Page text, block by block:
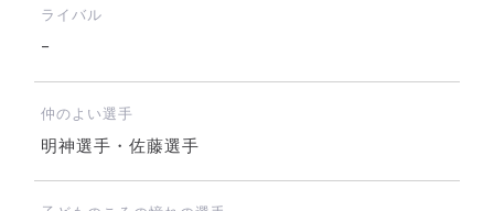
ライバル
−
仲のよい選手
明神選手・佐藤選手